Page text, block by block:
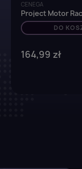
CENEGA
Project Motor
DO
164,99 zł